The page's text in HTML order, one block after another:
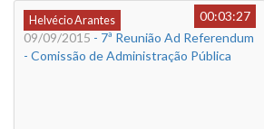
Helvécio Arantes
00:03:27
09/09/2015 - 7ª Reunião Ad Referendum
- Comissão de Administração Pública